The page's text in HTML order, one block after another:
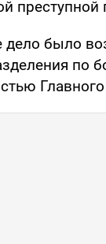
преступной
дело было
по